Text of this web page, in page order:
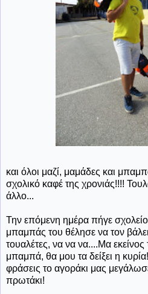
και όλοι μαζί, μαμάδες και
σχολικό καφέ της χρονιάς!!!!
άλλο...
Την επόμενη ημέρα πήγε
μπαμπάς του θέλησε να τον βάλει
τουαλέτες, να να να....Μα
μπαμπά, θα μου τα δείξει η
φράσεις το αγοράκι μας
πρωτάκι!